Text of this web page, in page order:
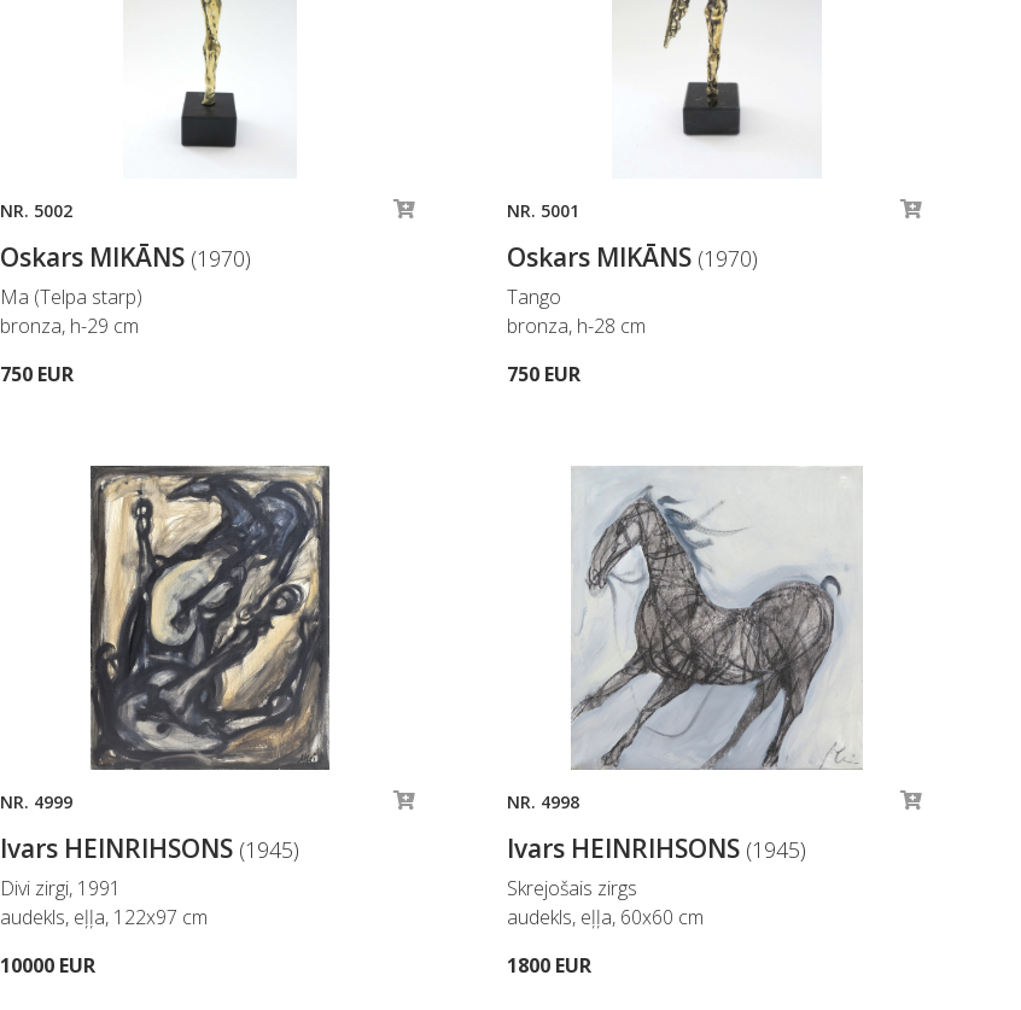
NR. 5002
Oskars MIKĀNS (1970)
Ma (Telpa starp)
bronza, h-29 cm
750 EUR
NR. 5001
Oskars MIKĀNS (1970)
Tango
bronza, h-28 cm
750 EUR
NR. 4999
Ivars HEINRIHSONS (1945)
Divi zirgi, 1991
audekls, eļļa, 122x97 cm
10000 EUR
NR. 4998
Ivars HEINRIHSONS (1945)
Skrejošais zirgs
audekls, eļļa, 60x60 cm
1800 EUR